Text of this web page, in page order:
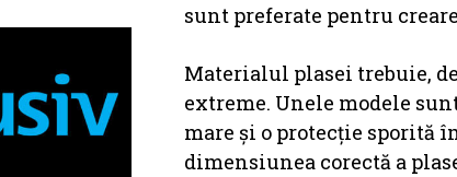
sunt preferate pentru
Materialul plasei trebuie,
extreme. Unele modele
mare și o protecție sporită
dimensiunea corectă a